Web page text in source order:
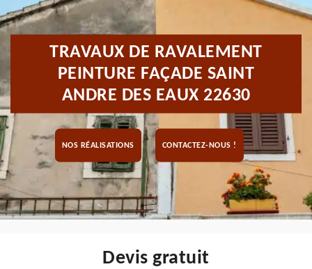
TRAVAUX DE RAVALEMENT
PEINTURE FAÇADE SAINT
ANDRE DES EAUX 22630
NOS RÉALISATIONS CONTACTEZ-NOUS !
Devis gratuit